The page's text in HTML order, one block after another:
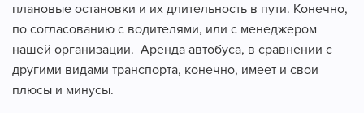
плановые остановки и их длительность в пути. Конечно,
по согласованию с водителями, или с менеджером
нашей организации. Аренда автобуса, в сравнении с
другими видами транспорта, конечно, имеет и свои
плюсы и минусы.